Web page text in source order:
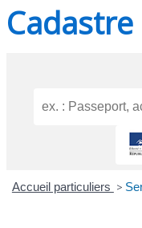
Cadastre
Accueil particuliers >